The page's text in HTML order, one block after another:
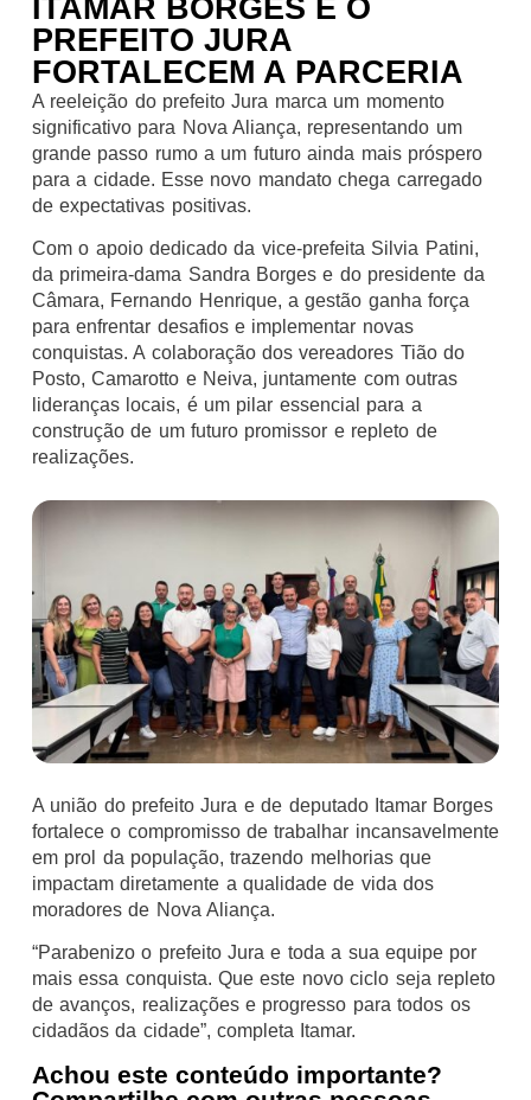
ITAMAR BORGES E O
PREFEITO JURA
FORTALECEM A PARCERIA
A reeleição do prefeito Jura marca um momento
significativo para Nova Aliança, representando um
grande passo rumo a um futuro ainda mais próspero
para a cidade. Esse novo mandato chega carregado
de expectativas positivas.
Com o apoio dedicado da vice-prefeita Silvia Patini,
da primeira-dama Sandra Borges e do presidente da
Câmara, Fernando Henrique, a gestão ganha força
para enfrentar desafios e implementar novas
conquistas. A colaboração dos vereadores Tião do
Posto, Camarotto e Neiva, juntamente com outras
lideranças locais, é um pilar essencial para a
construção de um futuro promissor e repleto de
realizações.
A união do prefeito Jura e de deputado Itamar Borges
fortalece o compromisso de trabalhar incansavelmente
em prol da população, trazendo melhorias que
impactam diretamente a qualidade de vida dos
moradores de Nova Aliança.
“Parabenizo o prefeito Jura e toda a sua equipe por
mais essa conquista. Que este novo ciclo seja repleto
de avanços, realizações e progresso para todos os
cidadãos da cidade”, completa Itamar.
Achou este conteúdo importante?